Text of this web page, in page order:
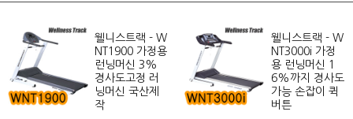
웰니스트랙 - W
NT1900 가정용
런닝머신 3%
경사도고정 러
닝머신 국산제
작
웰니스트랙 - W
NT3000i 가정
용 런닝머신 1
6%까지 경사도
가능 손잡이 퀵
버튼